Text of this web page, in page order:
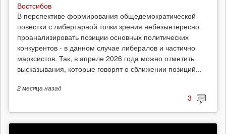
Востсибов
В перспективе формирования общедемократической
повестки с либертарной точки зрения небезынтересно
проанализировать позиции основных политических
конкурентов - в данном случае либералов и частично
марксистов. Так, в апреле 2026 года можно отметить
высказывания, которые говорят о сближении позиций...
2 месяцаназад
3